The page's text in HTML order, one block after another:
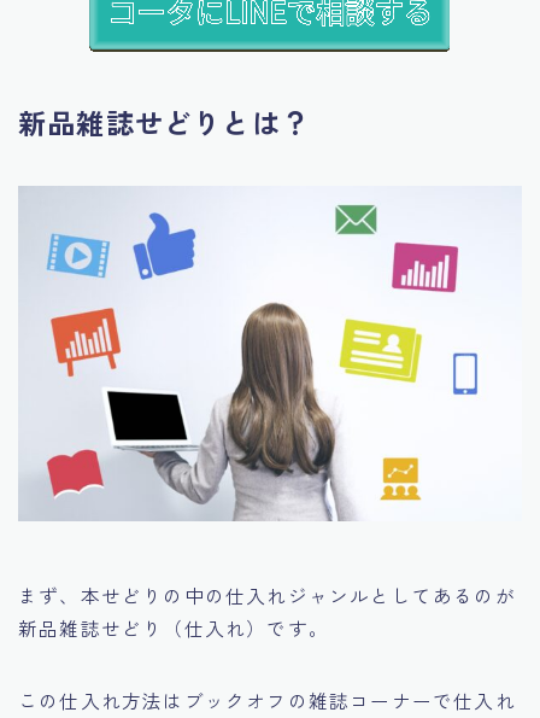
新品雑誌せどりとは？
まず、本せどりの中の仕入れジャンルとしてあるのが
新品雑誌せどり（仕入れ） です。
この仕入れ方法はブックオフの雑誌コーナーで仕入れ